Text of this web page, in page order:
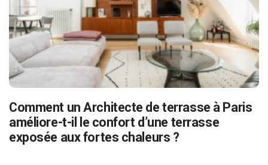
Comment un Architecte de terrasse à Paris
améliore-t-il le confort d’une terrasse
exposée aux fortes chaleurs ?